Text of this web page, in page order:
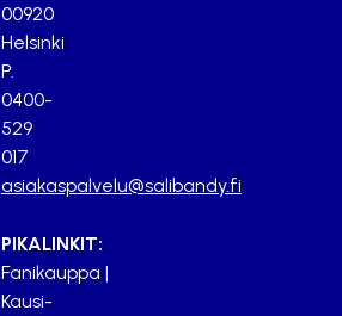
00920
Helsinki
P.
0400-
529
017
asiakaspalvelu@salibandy.fi
PIKALINKIT:
Fanikauppa |
Kausi-